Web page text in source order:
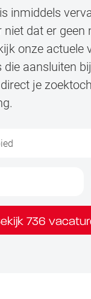
inmiddels
niet dat er geen
onze actuele
die aansluiten
je
736